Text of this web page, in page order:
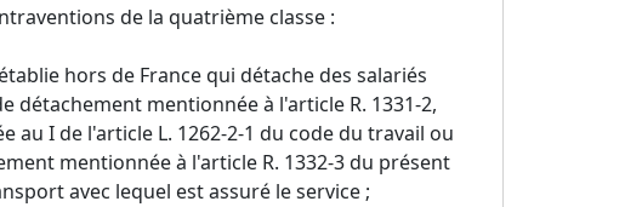
de la quatrième classe :
hors de France qui détache des salariés
mentionnée à l'article R. 1331-2,
au I de l'article L. 1262-2-1 du code du travail ou
mentionnée à l'article R. 1332-3 du présent
avec lequel est assuré le service ;